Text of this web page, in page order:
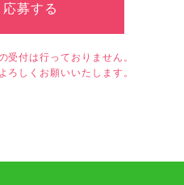
募する
受付は行っておりません。
ろしくお願いいたします。